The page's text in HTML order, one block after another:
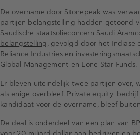
De overname door Stonepeak was
partijen belangstelling hadden getoond
Saudische staatsolieconcern Saudi
belangstelling, gevolgd door het Indiase
Reliance Industries en
Global Management en Lone Star Funds.
Er bleven uiteindelijk twee partijen over,
als enige overbleef. Private equity-bedrijf
kandidaat voor de overname, bleef
De deal is onderdeel van een plan van